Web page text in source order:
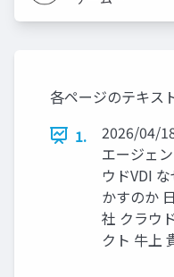
各ページのテキス
1.
2026/04/
エージェ
ウドVDI
かすのか
社 クラウ
クト 牛上